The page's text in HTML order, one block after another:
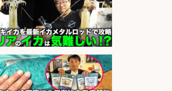
sponsored by 求人ボックス
らに求人情報を見る